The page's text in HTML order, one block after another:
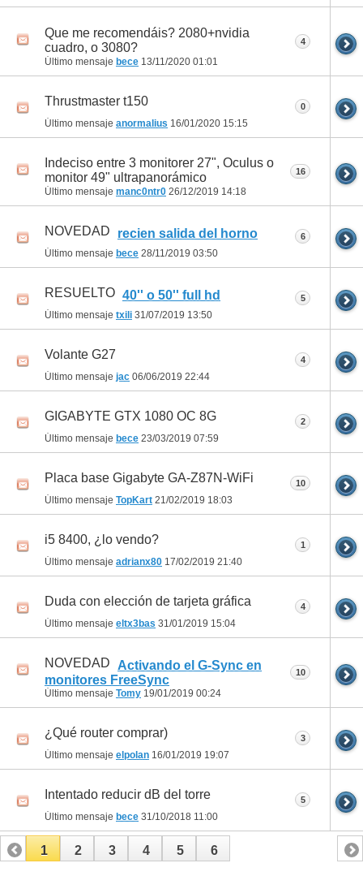
Que me recomendáis? 2080+nvidia
cuadro, o 3080?
Último mensaje bece 13/11/2020 01:01
4
Thrustmaster t150
Último mensaje anormalius 16/01/2020 15:15
0
Indeciso entre 3 monitorer 27", Oculus o
monitor 49" ultrapanorámico
Último mensaje manc0ntr0 26/12/2019 14:18
16
NOVEDAD recien salida del horno
Último mensaje bece 28/11/2019 03:50
6
RESUELTO 40'' o 50'' full hd
Último mensaje txili 31/07/2019 13:50
5
Volante G27
Último mensaje jac 06/06/2019 22:44
4
GIGABYTE GTX 1080 OC 8G
Último mensaje bece 23/03/2019 07:59
2
Placa base Gigabyte GA-Z87N-WiFi
Último mensaje TopKart 21/02/2019 18:03
10
i5 8400, ¿lo vendo?
Último mensaje adrianx80 17/02/2019 21:40
1
Duda con elección de tarjeta gráfica
Último mensaje eltx3bas 31/01/2019 15:04
4
NOVEDAD
Activando el G-Sync en
monitores FreeSync
Último mensaje Tomy 19/01/2019 00:24
10
¿Qué router comprar)
Último mensaje elpolan 16/01/2019 19:07
3
Intentado reducir dB del torre
Último mensaje bece 31/10/2018 11:00
5
1 2 3 4 5 6